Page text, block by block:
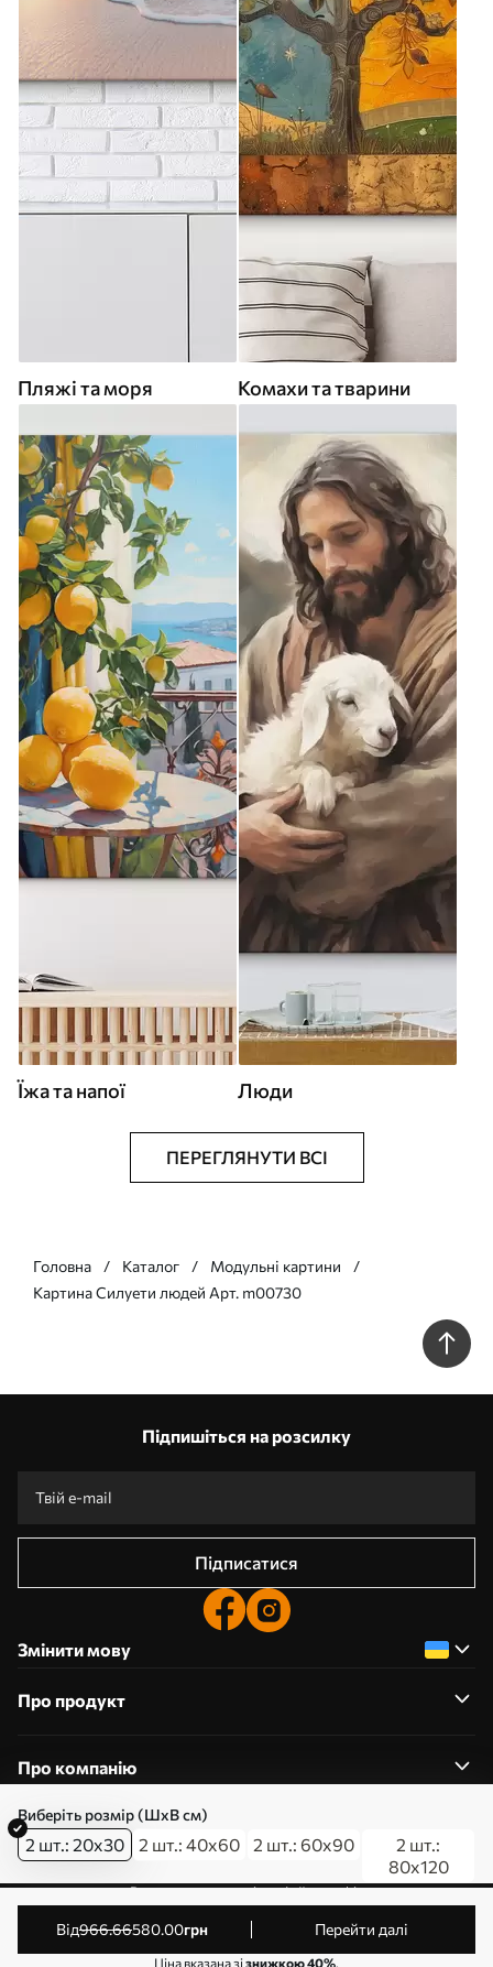
Виберіть розмір (ШхВ см)
2 шт.: 20x30 2 шт.: 40x60 2 шт.: 60x90
2 шт.:
80x120
від966.66580.00грн Перейти далі
Ціна вказана зізнижкою 40%.
Пляжі та моря Комахи та тварини
Їжа та напої Люди
ПЕРЕГЛЯНУТИ ВСІ
Головна Каталог
Модульні картини
Картина Силуети людей Арт. m00730
Підпишіться на розсилку
Підписатися
Змінити мову
Про продукт
Про компанію
Редагування дозволів на файли cookie
© 2011-2026 Art-holst. Усі права захищені. Власник:
ТОВ “КЛЄВЄР”. Код ЄДРПОУ: 31780602.